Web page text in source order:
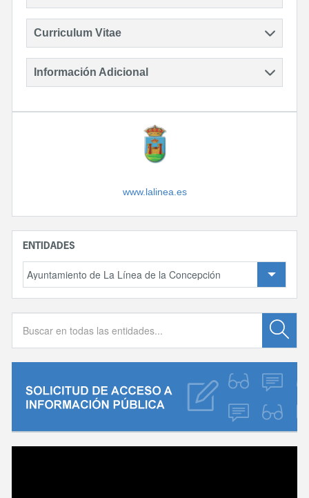
Curriculum Vitae
Información Adicional
www.lalinea.es
ENTIDADES